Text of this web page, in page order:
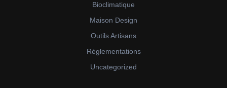
Bioclimatique
Maison Design
Outils Artisans
Règlementations
Uncategorized